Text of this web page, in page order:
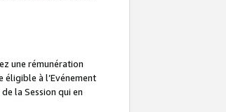
une rémunération
à l’Evénement
la Session qui en